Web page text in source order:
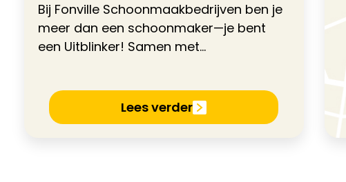
Bij Fonville Schoonmaakbedrijven ben je
meer dan een schoonmaker—je bent
een Uitblinker! Samen met...
Lees verder